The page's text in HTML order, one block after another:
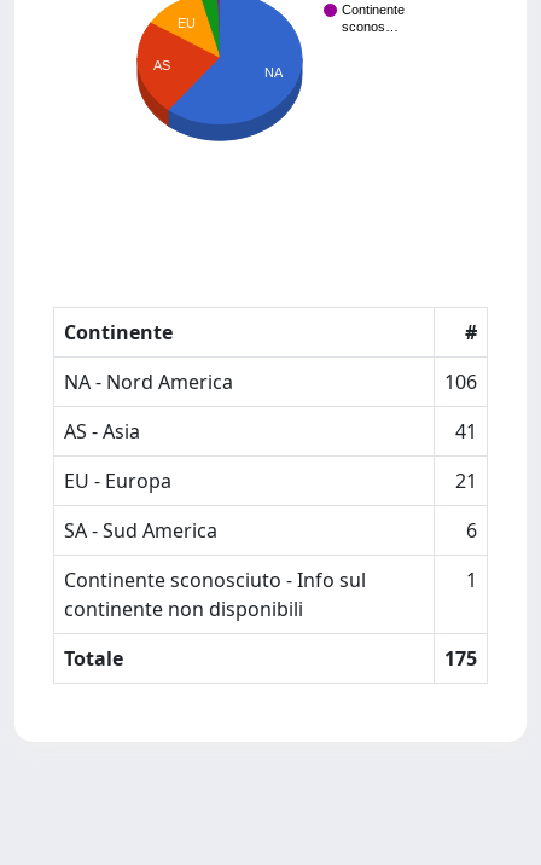
Continente
sconos…
EU
AS NA
Continente
#
NA - Nord America
106
AS - Asia
41
EU - Europa
21
SA - Sud America
6
Continente sconosciuto - Info sul
continente non disponibili
1
Totale 175